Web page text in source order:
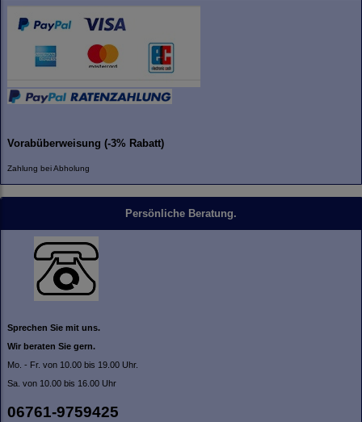
Vorabüberweisung (-3% Rabatt)
Zahlung bei Abholung
Persönliche Beratung.
Sprechen Sie mit uns.
Wir beraten Sie gern.
Mo. - Fr. von 10.00 bis 19.00 Uhr.
Sa. von 10.00 bis 16.00 Uhr
06761-9759425